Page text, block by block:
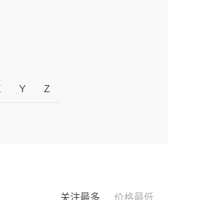
Y Z
关注最多 价格最低